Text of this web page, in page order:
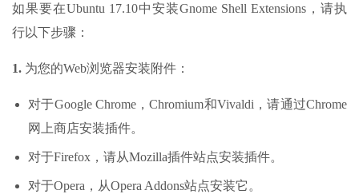
如果要在Ubuntu 17.10中安装Gnome Shell Extensions，请执
行以下步骤：
1. 为您的Web浏览器安装附件：
对于Google Chrome，Chromium和Vivaldi，请通过Chrome
网上商店安装插件。
对于Firefox，请从Mozilla插件站点安装插件。
对于Opera，从Opera Addons站点安装它。